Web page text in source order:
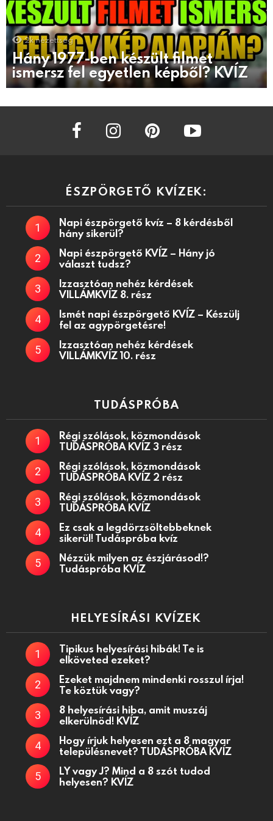
2k nézettség
Hány 1977-ben készült filmet
ismersz fel egyetlen képből? KVÍZ
facebook instagram
ÉSZPÖRGETŐ KVÍZEK:
Napi észpörgető kvíz – 8 kérdésből
hány sikerül?
Napi észpörgető KVÍZ – Hány jó
választ tudsz?
Izzasztóan nehéz kérdések
VILLÁMKVÍZ 8. rész
Ismét napi észpörgető KVÍZ – Készülj
fel az agypörgetésre!
Izzasztóan nehéz kérdések
VILLÁMKVÍZ 10. rész
TUDÁSPRÓBA
Régi szólások, közmondások
TUDÁSPRÓBA KVÍZ 3 rész
Régi szólások, közmondások
TUDÁSPRÓBA KVÍZ 2 rész
Régi szólások, közmondások
TUDÁSPRÓBA KVÍZ
Ez csak a legdörzsöltebbeknek
sikerül! Tudáspróba kvíz
Nézzük milyen az észjárásod!?
Tudáspróba KVÍZ
HELYESÍRÁSI KVÍZEK
Tipikus helyesírási hibák! Te is
elköveted ezeket?
Ezeket majdnem mindenki rosszul írja!
Te köztük vagy?
8 helyesírási hiba, amit muszáj
elkerülnöd! KVÍZ
Hogy írjuk helyesen ezt a 8 magyar
településnevet? TUDÁSPRÓBA KVÍZ
LY vagy J? Mind a 8 szót tudod
helyesen? KVÍZ